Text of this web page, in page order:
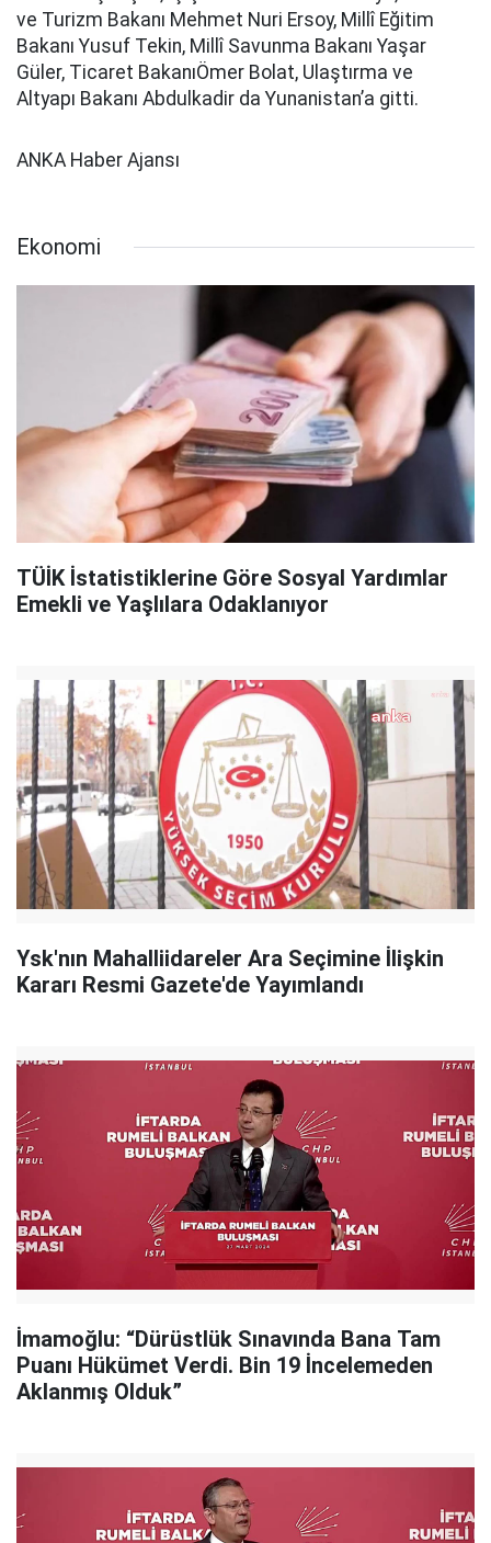
ve Turizm Bakanı Mehmet Nuri Ersoy, Millî Eğitim
Bakanı Yusuf Tekin, Millî Savunma Bakanı Yaşar
Güler, Ticaret BakanıÖmer Bolat, Ulaştırma ve
Altyapı Bakanı Abdulkadir da Yunanistan’a gitti.
ANKA Haber Ajansı
Ekonomi
TÜİK İstatistiklerine Göre Sosyal Yardımlar
Emekli ve Yaşlılara Odaklanıyor
Ysk'nın Mahalliidareler Ara Seçimine İlişkin
Kararı Resmi Gazete'de Yayımlandı
İmamoğlu: “Dürüstlük Sınavında Bana Tam
Puanı Hükümet Verdi. Bin 19 İncelemeden
Aklanmış Olduk”